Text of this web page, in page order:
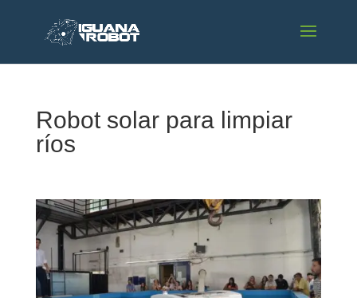
Robot solar para limpiar
ríos